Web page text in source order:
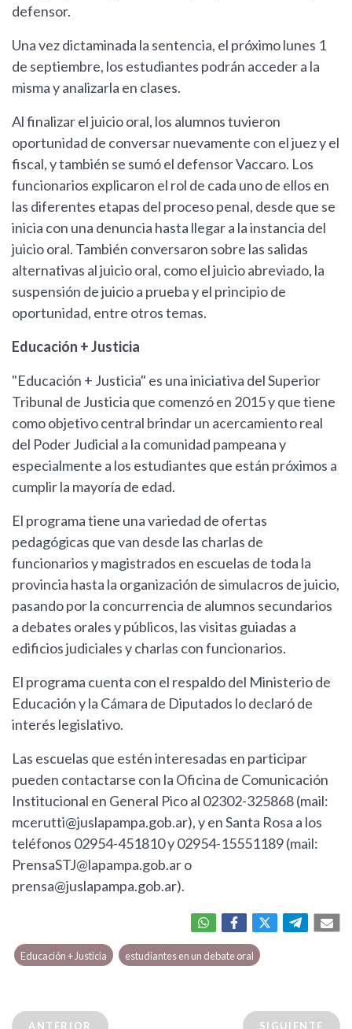
defensor.
Una vez dictaminada la sentencia, el próximo lunes 1
de septiembre, los estudiantes podrán acceder a la
misma y analizarla en clases.
Al finalizar el juicio oral, los alumnos tuvieron
oportunidad de conversar nuevamente con el juez y el
fiscal, y también se sumó el defensor Vaccaro. Los
funcionarios explicaron el rol de cada uno de ellos en
las diferentes etapas del proceso penal, desde que se
inicia con una denuncia hasta llegar a la instancia del
juicio oral. También conversaron sobre las salidas
alternativas al juicio oral, como el juicio abreviado, la
suspensión de juicio a prueba y el principio de
oportunidad, entre otros temas.
Educación + Justicia
"Educación + Justicia" es una iniciativa del Superior
Tribunal de Justicia que comenzó en 2015 y que tiene
como objetivo central brindar un acercamiento real
del Poder Judicial a la comunidad pampeana y
especialmente a los estudiantes que están próximos a
cumplir la mayoría de edad.
El programa tiene una variedad de ofertas
pedagógicas que van desde las charlas de
funcionarios y magistrados en escuelas de toda la
provincia hasta la organización de simulacros de juicio,
pasando por la concurrencia de alumnos secundarios
a debates orales y públicos, las visitas guiadas a
edificios judiciales y charlas con funcionarios.
El programa cuenta con el respaldo del Ministerio de
Educación y la Cámara de Diputados lo declaró de
interés legislativo.
Las escuelas que estén interesadas en participar
pueden contactarse con la Oficina de Comunicación
Institucional en General Pico al 02302-325868 (mail:
mcerutti@juslapampa.gob.ar), y en Santa Rosa a los
teléfonos 02954-451810 y 02954-15551189 (mail:
PrensaSTJ@lapampa.gob.aro
prensa@juslapampa.gob.ar).
Educación + Justicia estudiantes en un debate oral
ANTERIOR SIGUIENTE